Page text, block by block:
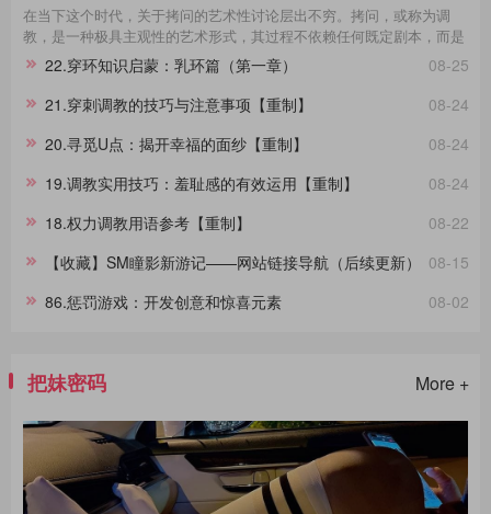
在当下这个时代，关于拷问的艺术性讨论层出不穷。拷问，或称为调
教，是一种极具主观性的艺术形式，其过程不依赖任何既定剧本，而是
一种即兴的表现艺术。在这场艺术的表达中，每一个不同性格的受拷者
都呈现出独一无二的故事线。举例来说，那些宁死不屈的与那些畏惧权
威的受拷者，他们在面对同样的惩罚时表现出的反应极其不同，这种差
异进一步影响了拷问的整个过程。通过淙垚个人经验和广泛的文献及影
视作品研究，本文旨在分享这一主题。在此，拷问者与受拷者分别扮演
问。拷
08-25
22.穿环知识启蒙：乳环篇（第一章）
08-24
21.穿刺调教的技巧与注意事项【重制】
08-24
20.寻觅U点：揭开幸福的面纱【重制】
08-24
19.调教实用技巧：羞耻感的有效运用【重制】
08-22
18.权力调教用语参考【重制】
08-15
【收藏】SM瞳影新游记——网站链接导航（后续更新）
08-02
86.惩罚游戏：开发创意和惊喜元素
把妹密码 More +